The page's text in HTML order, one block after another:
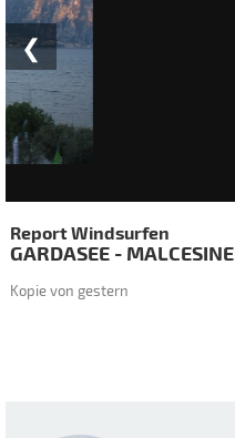
❮
Report Windsurfen
GARDASEE - MALCESINE
Kopie von gestern